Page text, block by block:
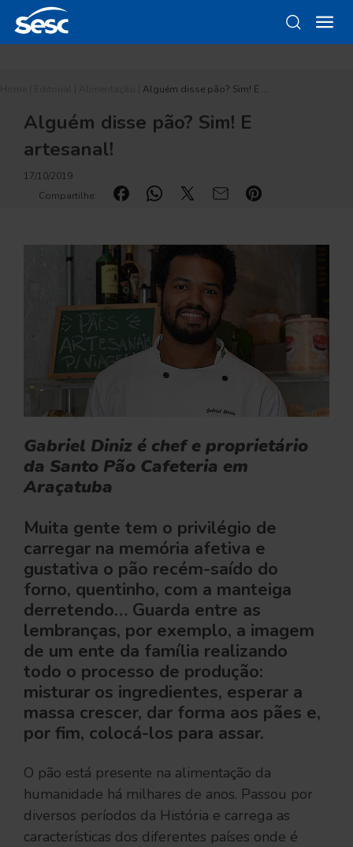
Alguém disse pão? Sim! E …
Alguém disse pão? Sim! E
artesanal!
17/10/2019
Compartilhe:
Gabriel Diniz é chef e proprietário
da Santo Pão Cafeteria em
Araçatuba
Muita gente tem o privilégio de
carregar na memória afetiva e
gustativa o pão recém-saído do
forno, quentinho, com a manteiga
derretendo… Guarda entre as
lembranças, por exemplo, a imagem
de um ente da família realizando
todo o processo de produção:
misturar os ingredientes, esperar a
massa crescer, dar forma aos pães e,
por fim, colocá-los para assar.
O pão está presente na alimentação da
humanidade há milhares de anos. Passou por
diversos períodos da História e carrega as
características dos diferentes países onde é